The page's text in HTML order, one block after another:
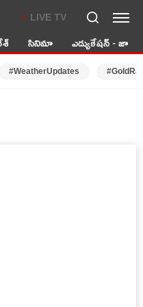
LIVE TV
సినిమా ఎడ్యుకేషన్ - జాబ్స్
#WeatherUpdates